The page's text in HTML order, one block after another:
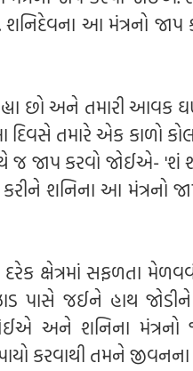
શનિદેવના આ મંત્રનો
છો અને તમારી આવક
તમારે એક કાળો
જાપ કરવો જોઈએ- 'શં
કરીને શનિના આ મંત્રનો
દરેક ક્ષેત્રમાં સફળતા
પાસે જઈને હાથ
અને શનિના મંત્રનો
કરવાથી તમને